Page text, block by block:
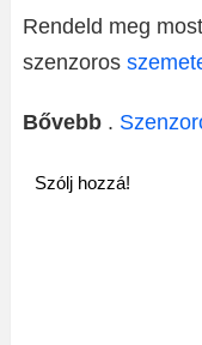
Rendeld meg
szenzoros
Bővebb .
Szólj hozzá!